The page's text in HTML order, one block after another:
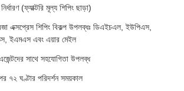
(ফ্যাক্টরি মূল্য শিপিং ছাড়া)
এক্সপ্রেস শিপিং বিকল্প উপলব্ধঃ ডিএইচএল, ইউপিএস,
ইএমএস এবং এয়ার মেইল
সাথে সহযোগিতা উপলব্ধ
৭২ ঘণ্টার পরিদর্শন সময়কাল